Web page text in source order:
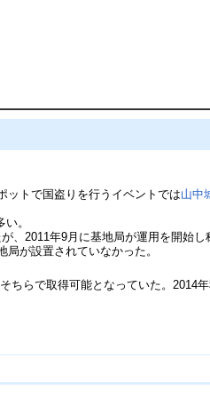
ットで国盗りを行うイベントでは山中
。
2011年9月に基地局が運用を開始し
が設置されていなかった。
ちらで取得可能となっていた。2014